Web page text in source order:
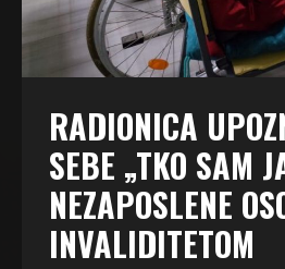
RADIONICA
SEBE „TKO SAM
NEZAPOSLENE
INVALIDITETOM